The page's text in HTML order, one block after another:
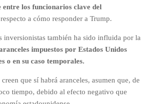
entre los funcionarios clave del
a cómo responder a Trump.
inversionistas también ha sido influida por la
impuestos por Estados Unidos
o en su caso temporales.
que sí habrá aranceles, asumen que, de
tiempo, debido al efecto negativo que